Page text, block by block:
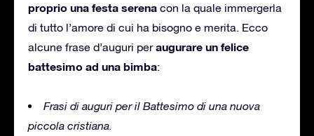
proprio una festa serena con la quale immergerla
di tutto l’amore di cui ha bisogno e merita. Ecco
alcune frase d’auguri peraugurare un felice
battesimo ad una bimba:
Frasi di auguri per il Battesimo di una nuova
piccola cristiana.